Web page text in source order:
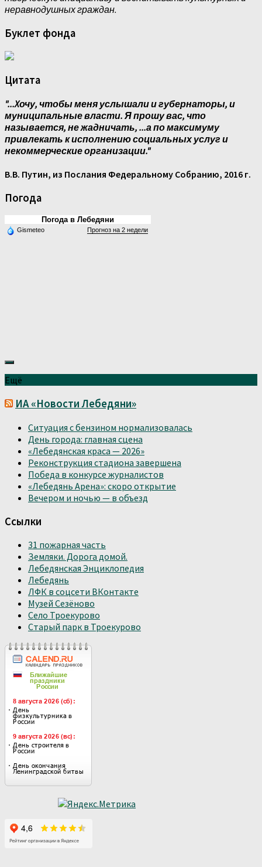
неравнодушных граждан.
Буклет фонда
Цитата
"...Xочу, чтобы меня услышали и губернаторы, и
муниципальные власти. Я прошу вас, что
называется, не жадничать, ...а по максимуму
привлекать к исполнению социальных услуг и
некоммерческие организации."
В.В. Путин, из Послания Федеральному Собранию, 2016 г.
Погода
Погода в Лебедяни
Gismeteo Прогноз на 2 недели
Ещё
ИА «Новости Лебедяни»
Ситуация с бензином нормализовалась
День города: главная сцена
«Лебедянская краса — 2026»
Реконструкция стадиона завершена
Победа в конкурсе журналистов
«Лебедянь Арена»: скоро открытие
Вечером и ночью — в объезд
Ссылки
31 пожарная часть
Земляки. Дорога домой.
Лебедянская Энциклопедия
Лебедянь
ЛФК в соцсети ВКонтакте
Музей Сезёново
Село Троекурово
Старый парк в Троекурово